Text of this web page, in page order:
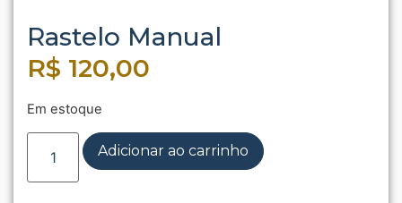
Rastelo Manual
R$ 120,00
Em estoque
Adicionar ao carrinho